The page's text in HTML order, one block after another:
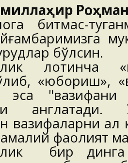
битмас-
бўлсин.
лотинча
«юбориш»,
эса "вазифани
вазифаларни
амалий фаолият
бир динга